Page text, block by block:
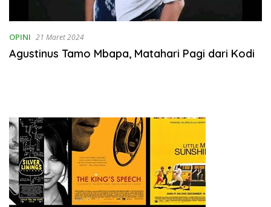
OPINI 21 Maret 2024
Agustinus Tamo Mbapa, Matahari Pagi dari Kodi